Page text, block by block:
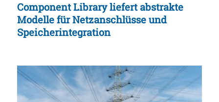
Component Library liefert abstrakte
Modelle für Netzanschlüsse und
Speicherintegration